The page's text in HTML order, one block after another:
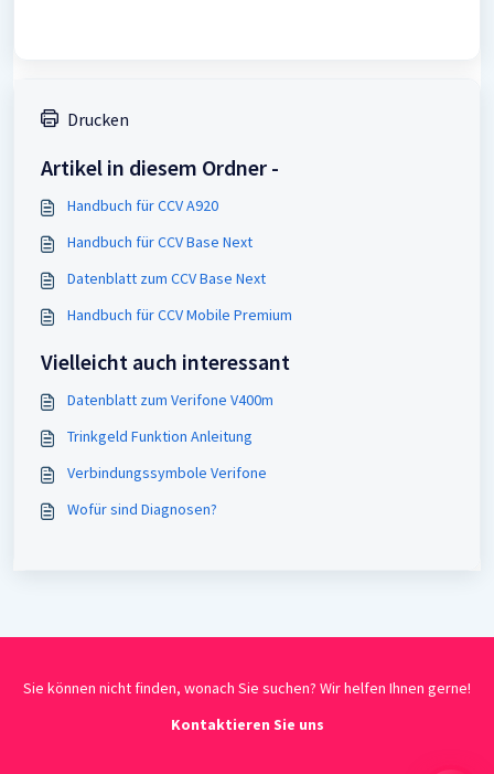
Drucken
Artikel in diesem Ordner -
Handbuch für CCV A920
Handbuch für CCV Base Next
Datenblatt zum CCV Base Next
Handbuch für CCV Mobile Premium
Vielleicht auch interessant
Datenblatt zum Verifone V400m
Trinkgeld Funktion Anleitung
Verbindungssymbole Verifone
Wofür sind Diagnosen?
Sie können nicht finden, wonach Sie suchen? Wir helfen Ihnen gerne!
Kontaktieren Sie uns